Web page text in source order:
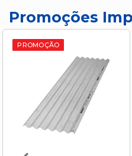
Promoções
PROMOÇÃO